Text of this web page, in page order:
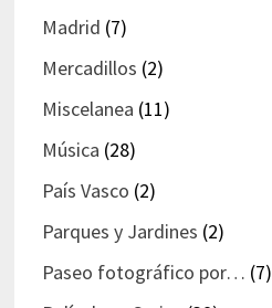
Madrid (7)
Mercadillos (2)
Miscelanea (11)
Música (28)
País Vasco (2)
Parques y Jardines (2)
Paseo fotográfico por… (7)